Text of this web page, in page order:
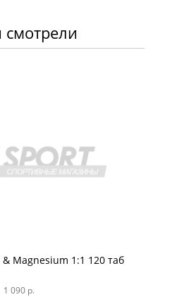
Magnesium 1:1 120 таб
1 090 р.